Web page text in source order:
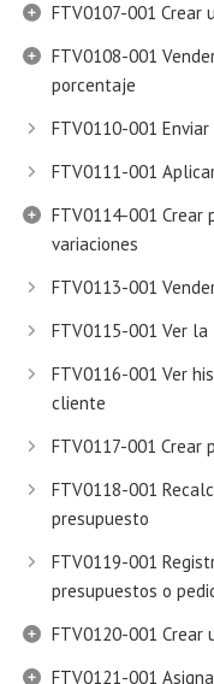
FTV0107-001 Crear
FTV0108-001
porcentaje
FTV0110-001
FTV0111-001
FTV0114-001 Crear
variaciones
FTV0113-001
FTV0115-001 Ver
FTV0116-001 Ver
cliente
FTV0117-001 Crear
FTV0118-001
presupuesto
FTV0119-001
presupuestos o
FTV0120-001 Crear
FTV0121-001